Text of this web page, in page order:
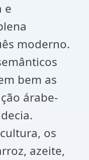
e
moderno.
bem as
árabe-
os
azeite,